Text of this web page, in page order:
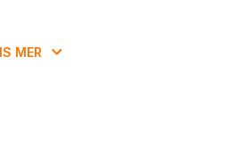
MER